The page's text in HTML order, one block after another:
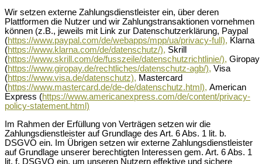
Wir setzen externe Zahlungsdienstleister ein, über deren
Plattformen die Nutzer und wir Zahlungstransaktionen vornehmen
können (z.B., jeweils mit Link zur Datenschutzerklärung, Paypal
(https://www.paypal.com/de/webapps/mpp/ua/privacy-full), Klarna
(https://www.klarna.com/de/datenschutz/), Skrill
(https://www.skrill.com/de/fusszeile/datenschutzrichtlinie/), Giropay
(https://www.giropay.de/rechtliches/datenschutz-agb/), Visa
(https://www.visa.de/datenschutz), Mastercard
(https://www.mastercard.de/de-de/datenschutz.html), American
Express (https://www.americanexpress.com/de/content/privacy-
policy-statement.html)
Im Rahmen der Erfüllung von Verträgen setzen wir die
Zahlungsdienstleister auf Grundlage des Art. 6 Abs. 1 lit. b.
DSGVO ein. Im Übrigen setzen wir externe Zahlungsdienstleister
auf Grundlage unserer berechtigten Interessen gem. Art. 6 Abs. 1
lit. f. DSGVO ein, um unseren Nutzern effektive und sichere